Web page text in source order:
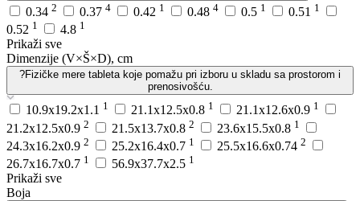
0.34 2 0.37 4 0.42 1 0.48 4 0.5 1 0.51 1
0.52 1 4.8 1
Prikaži sve
Dimenzije (V×Š×D), cm
?Fizičke mere tableta koje pomažu pri izboru u skladu sa prostorom i
prenosivošću.
10.9x19.2x1.1 1 21.1x12.5x0.8 1 21.1x12.6x0.9 1
21.2x12.5x0.9 2 21.5x13.7x0.8 2 23.6x15.5x0.8 1
24.3x16.2x0.9 2 25.2x16.4x0.7 1 25.5x16.6x0.74 2
26.7x16.7x0.7 1 56.9x37.7x2.5 1
Prikaži sve
Boja